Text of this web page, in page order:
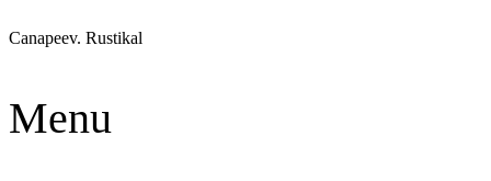
Inhalt
Canapeev. Rustikal
Menu